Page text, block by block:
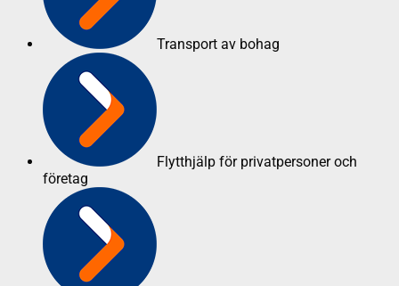
Transport av bohag
Flytthjälp för privatpersoner och
företag